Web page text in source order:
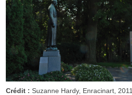
Crédit : Suzanne Hardy, Enracinart, 2011